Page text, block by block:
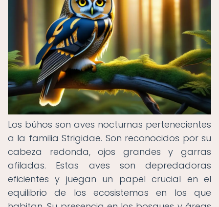
Los búhos son aves nocturnas pertenecientes
a la familia Strigidae. Son reconocidos por su
cabeza redonda, ojos grandes y garras
afiladas. Estas aves son depredadoras
eficientes y juegan un papel crucial en el
equilibrio de los ecosistemas en los que